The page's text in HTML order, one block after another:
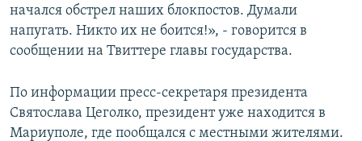
начался обстрел наших блокпостов. Думали
напугать. Никто их не боится!», - говорится в
сообщении на Твиттере главы государства.
По информации пресс-секретаря президента
Святослава Цеголко, президент уже находится в
Мариуполе, где пообщался с местными жителями.